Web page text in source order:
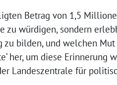
Betrag von 1,5
zu würdigen, sondern
zu bilden, und welchen
her, um diese
Landeszentrale für